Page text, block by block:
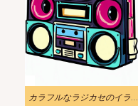
カラフルなラジカセのイラスト